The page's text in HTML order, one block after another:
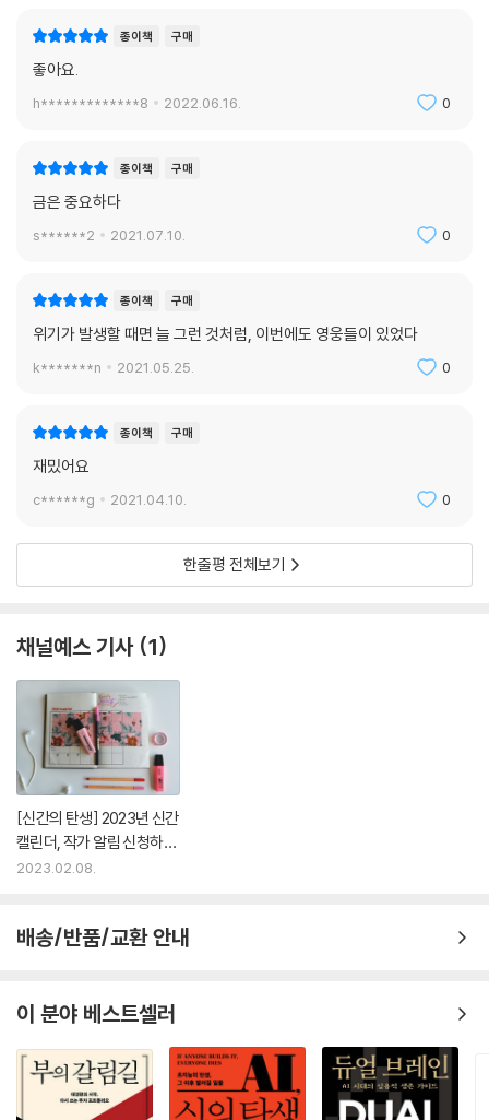
종이책 구매
좋아요.
h*************8 2022.06.16. 0
종이책 구매
금은 중요하다
s******2 2021.07.10. 0
종이책 구매
위기가 발생할 때면 늘 그런 것처럼, 이번에도 영웅들이 있었다
k*******n 2021.05.25. 0
종이책 구매
재밌어요
c******g 2021.04.10. 0
한줄평 전체보기
채널예스 기사 1
[신간의 탄생] 2023년 신간
캘린더, 작가 알림 신청하세
요!
2023.02.08.
배송/반품/교환 안내
이 분야 베스트셀러